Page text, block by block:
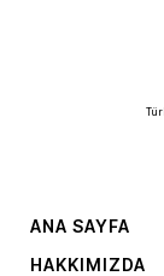
ANA SAYFA
HAKKIMIZDA